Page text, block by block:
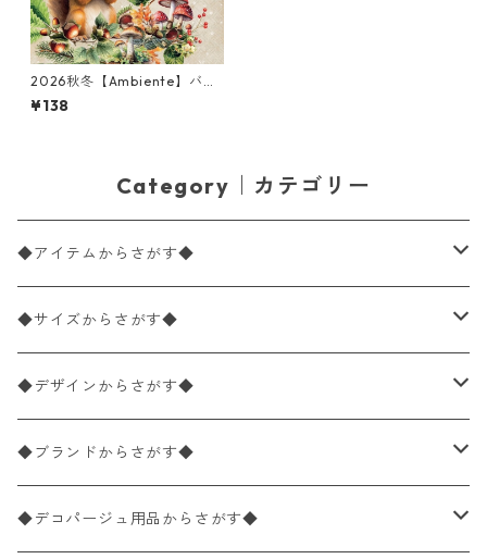
2026秋冬【Ambiente】バラ
売り2枚 ランチサイズ ペーパ
ーナプキン Fruit Collector ブ
¥138
Category｜カテゴリー
◆アイテムからさがす◆
ペーパーナプキン2枚バラ売り
ペーパーナプキン1枚バラ売り
ペーパーナプキン20枚入りパック
ペーパーナプキン10枚入りパック
◆サイズからさがす◆
33×33cm（ランチサイズ）
バラ売り
パック売り
25×25cm（カクテルサイズ）
バラ売り
40×40cm（ディナーサイズ）
◆デザインからさがす◆
花柄
植物・グリーン柄
◆ブランドからさがす◆
ドイツ製 IHR/イア
◆デコパージュ用品からさがす◆